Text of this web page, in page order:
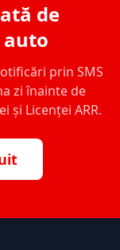
de
prin SMS
zi înainte de
și Licenței ARR.